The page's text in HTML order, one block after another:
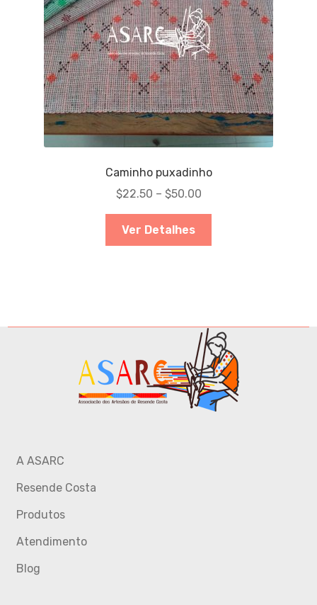
Caminho puxadinho
$22.50 – $50.00
Ver Detalhes
A ASARC
Resende Costa
Produtos
Atendimento
Blog